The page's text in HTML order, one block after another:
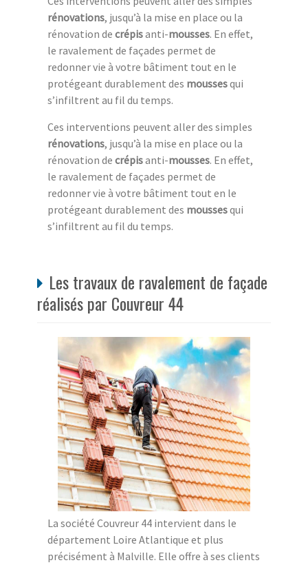
rénovations, jusqu’à la mise en place ou la
rénovation de crépisanti-mousses. En effet,
le ravalement de façades permet de
redonner vie à votre bâtiment tout en le
protégeant durablement des moussesqui
s’infiltrent au fil du temps.
Ces interventions peuvent aller des simples
rénovations, jusqu’à la mise en place ou la
rénovation de crépisanti-mousses. En effet,
le ravalement de façades permet de
redonner vie à votre bâtiment tout en le
protégeant durablement des moussesqui
s’infiltrent au fil du temps.
Les travaux de ravalement de façade
réalisés par Couvreur 44
La société Couvreur 44 intervient dans le
département Loire Atlantique et plus
précisément à Malville. Elle offre à ses clients